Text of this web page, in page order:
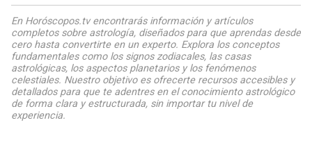
En Horóscopos.tv encontrarás información y artículos
completos sobre astrología, diseñados para que aprendas desde
cero hasta convertirte en un experto. Explora los conceptos
fundamentales como los signos zodiacales, las casas
astrológicas, los aspectos planetarios y los fenómenos
celestiales. Nuestro objetivo es ofrecerte recursos accesibles y
detallados para que te adentres en el conocimiento astrológico
de forma clara y estructurada, sin importar tu nivel de
experiencia.